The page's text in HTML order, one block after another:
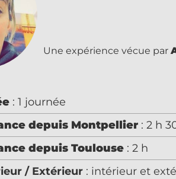
Une expérience vécue par
: 1 journée
depuis Montpellier : 2 h
depuis Toulouse : 2 h
/ Extérieur : intérieur et